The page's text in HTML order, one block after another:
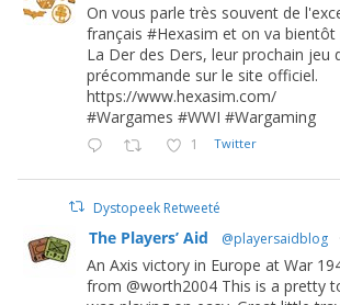
On vous parle très souvent de
français #Hexasim et on va
La Der des Ders, leur prochain jeu
précommande sur le site officiel.
https://www.hexasim.com/
#Wargames #WWI #Wargaming
1 Twitter
Dystopeek Retweeté
The Players’ Aid @playersaidblog
An Axis victory in Europe at War
from @worth2004 This is a pretty